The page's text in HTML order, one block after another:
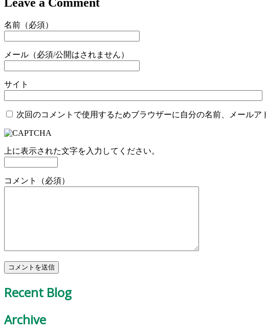
Leave a Comment
名前（必須）
メール（必須/公開はされません）
サイト
次回のコメントで使用するためブラウザーに自分の名前、メールア
上に表示された文字を入力してください。
コメント（必須）
Recent Blog
Archive